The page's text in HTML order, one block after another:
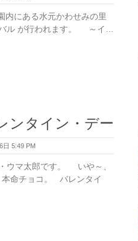
内にある水元かわせみの里
ル が行われます。 ～イ…
ンタイン・デー
日 5:49 PM
ウマ太郎です。 いや～、
本命チョコ。 バレンタイ